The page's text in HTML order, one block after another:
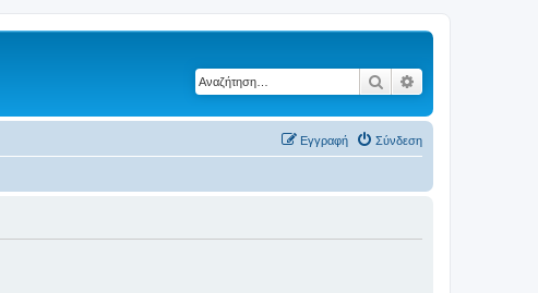
Αναζήτηση
Σύνδεση
Εγγραφή